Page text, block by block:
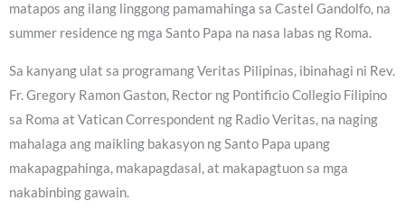
matapos ang ilang linggong pamamahinga sa Castel Gandolfo, na
summer residence ng mga Santo Papa na nasa labas ng Roma.
Sa kanyang ulat sa programang Veritas Pilipinas, ibinahagi ni Rev.
Fr. Gregory Ramon Gaston, Rector ng Pontificio Collegio Filipino
sa Roma at Vatican Correspondent ng Radio Veritas, na naging
mahalaga ang maikling bakasyon ng Santo Papa upang
makapagpahinga, makapagdasal, at makapagtuon sa mga
nakabinbing gawain.